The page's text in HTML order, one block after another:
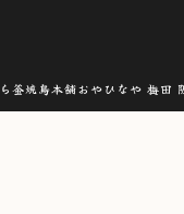
釜焼鳥本舗おやひなや 梅